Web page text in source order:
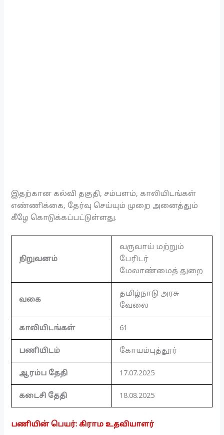
இதற்கான கல்வி தகுதி, சம்பளம், காலியிடங்கள்
எண்ணிக்கை, தேர்வு செய்யும் முறை அனைத்தும்
கீழே கொடுக்கப்பட்டுள்ளது.
நிறுவனம்
வருவாய் மற்றும்
பேரிடர்
மேலாண்மைத் துறை
வகை
தமிழ்நாடு அரசு
வேலை
காலியிடங்கள் 61
பணியிடம் கோயம்புத்தூர்
ஆரம்ப தேதி 17.07.2025
கடைசி தேதி 18.08.2025
பணியின் பெயர்: கிராம உதவியாளர்